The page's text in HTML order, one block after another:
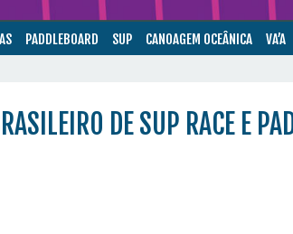
PADDLEBOARD SUP CANOAGEM OCEÂNICA VA’A
DE SUP RACE E